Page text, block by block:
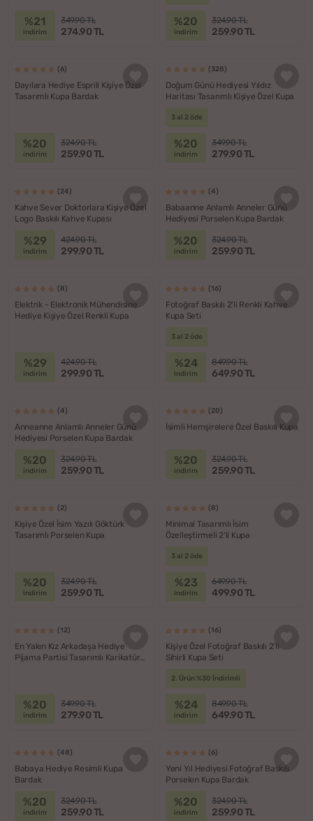
%21
indirim
349.90 TL
274.90 TL
%20
indirim
324.90 TL
259.90 TL
(6)
Dayılara Hediye Esprili Kişiye Özel
Tasarımlı Kupa Bardak
%20
indirim
324.90 TL
259.90 TL
(328)
Doğum Günü Hediyesi Yıldız
Haritası Tasarımlı Kişiye Özel Kupa
3 al 2 öde
%20
indirim
349.90 TL
279.90 TL
(24)
Kahve Sever Doktorlara Kişiye Özel
Logo Baskılı Kahve Kupası
%29
indirim
424.90 TL
299.90 TL
(4)
Babaanne Anlamlı Anneler Günü
Hediyesi Porselen Kupa Bardak
%20
indirim
324.90 TL
259.90 TL
(8)
Elektrik - Elektronik Mühendisine
Hediye Kişiye Özel Renkli Kupa
%29
indirim
424.90 TL
299.90 TL
(16)
Fotoğraf Baskılı 2'li Renkli Kahve
Kupa Seti
3 al 2 öde
%24
indirim
849.90 TL
649.90 TL
(4)
Anneanne Anlamlı Anneler Günü
Hediyesi Porselen Kupa Bardak
%20
indirim
324.90 TL
259.90 TL
(20)
İsimli Hemşirelere Özel Baskılı Kupa
%20
indirim
324.90 TL
259.90 TL
(2)
Kişiye Özel İsim Yazılı Göktürk
Tasarımlı Porselen Kupa
%20
indirim
324.90 TL
259.90 TL
(8)
Minimal Tasarımlı İsim
Özelleştirmeli 2'li Kupa
3 al 2 öde
%23
indirim
649.90 TL
499.90 TL
(12)
En Yakın Kız Arkadaşa Hediye
Pijama Partisi Tasarımlı Karikatür
%20
indirim
349.90 TL
279.90 TL
(16)
Kişiye Özel Fotoğraf Baskılı 2'li
Sihirli Kupa Seti
2. Ürün %30 İndirimli
%24
indirim
849.90 TL
649.90 TL
(48)
Babaya Hediye Resimli Kupa
Bardak
%20
indirim
324.90 TL
259.90 TL
(6)
Yeni Yıl Hediyesi Fotoğraf Baskılı
Porselen Kupa Bardak
%20
indirim
324.90 TL
259.90 TL